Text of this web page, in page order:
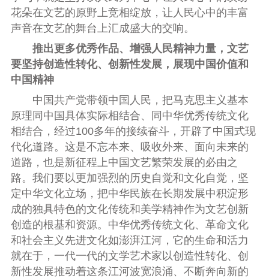
花朵在文艺的原野上竞相绽放，让人民心中的丰富
声音在文艺的舞台上汇成盛大的交响。
推出更多优秀作品、增强人民精神力量，文艺
要坚持创造性转化、创新性发展，展现中国价值和
中国精神
中国共产党带领中国人民，把马克思主义基本
原理同中国具体实际相结合、同中华优秀传统文化
相结合，经过100多年的接续奋斗，开辟了中国式现
代化道路。这是不忘本来、吸收外来、面向未来的
道路，也是新征程上中国文艺繁荣发展的必由之
路。我们要以更加强烈的历史自觉和文化自觉，坚
定中华文化立场，把中华民族在长期发展中积淀形
成的独具特色的文化传统和美学精神作为文艺创新
创造的根基和资源。中华优秀传统文化、革命文化
和社会主义先进文化如澎湃江河，它的生命和活力
就在于，一代一代的文学艺术家以创造性转化、创
新性发展推动着这条江河波宽浪涌、不断奔向新的